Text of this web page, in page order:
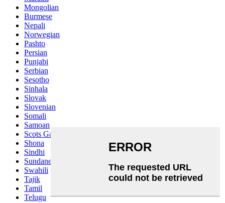
Mongolian
Burmese
Nepali
Norwegian
Pashto
Persian
Punjabi
Serbian
Sesotho
Sinhala
Slovak
Slovenian
Somali
Samoan
Scots Gaelic
Shona
Sindhi
Sundanese
Swahili
Tajik
Tamil
Telugu